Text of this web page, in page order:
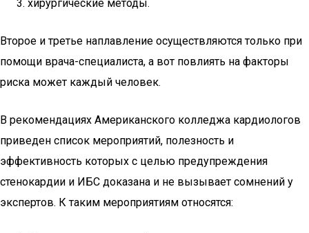
хирургические методы.
Второе и третье наплавление осуществляются только при
помощи врача-специалиста, а вот повлиять на факторы
риска может каждый человек.
В рекомендациях Американского колледжа кардиологов
приведен список мероприятий, полезность и
эффективность которых с целью предупреждения
стенокардии и ИБС доказана и не вызывает сомнений у
экспертов. К таким мероприятиям относятся: